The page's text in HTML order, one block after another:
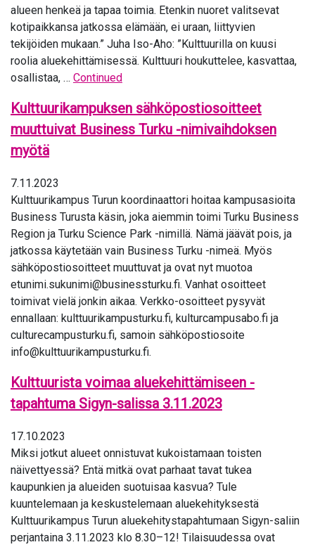
alueen henkeä ja tapaa toimia. Etenkin nuoret valitsevat
kotipaikkansa jatkossa elämään, ei uraan, liittyvien
tekijöiden mukaan.” Juha Iso-Aho: ”Kulttuurilla on kuusi
roolia aluekehittämisessä. Kulttuuri houkuttelee, kasvattaa,
osallistaa, … Continued
Kulttuurikampuksen sähköpostiosoitteet
muuttuivat Business Turku -nimivaihdoksen
myötä
7.11.2023
Kulttuurikampus Turun koordinaattori hoitaa kampusasioita
Business Turusta käsin, joka aiemmin toimi Turku Business
Region ja Turku Science Park -nimillä. Nämä jäävät pois, ja
jatkossa käytetään vain Business Turku -nimeä. Myös
sähköpostiosoitteet muuttuvat ja ovat nyt muotoa
etunimi.sukunimi@businessturku.fi. Vanhat osoitteet
toimivat vielä jonkin aikaa. Verkko-osoitteet pysyvät
ennallaan: kulttuurikampusturku.fi, kulturcampusabo.fi ja
culturecampusturku.fi, samoin sähköpostiosoite
info@kulttuurikampusturku.fi.
Kulttuurista voimaa aluekehittämiseen -
tapahtuma Sigyn-salissa 3.11.2023
17.10.2023
Miksi jotkut alueet onnistuvat kukoistamaan toisten
näivettyessä? Entä mitkä ovat parhaat tavat tukea
kaupunkien ja alueiden suotuisaa kasvua? Tule
kuuntelemaan ja keskustelemaan aluekehityksestä
Kulttuurikampus Turun aluekehitystapahtumaan Sigyn-saliin
perjantaina 3.11.2023 klo 8.30–12! Tilaisuudessa ovat